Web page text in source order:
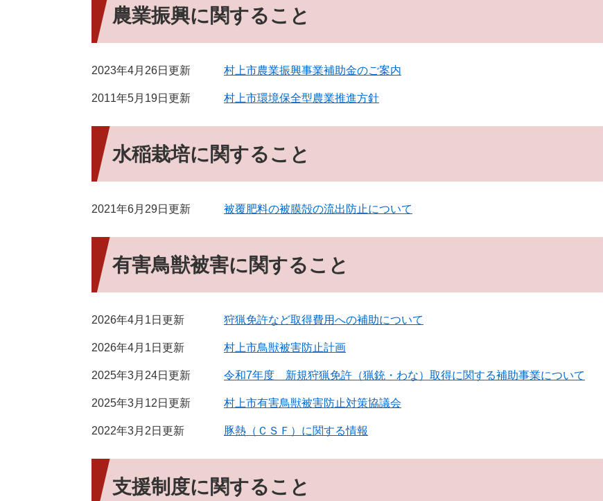
農業振興に関すること
2023年4月26日更新 村上市農業振興事業補助金のご案内
2011年5月19日更新 村上市環境保全型農業推進方針
水稲栽培に関すること
2021年6月29日更新 被覆肥料の被膜殻の流出防止について
有害鳥獣被害に関すること
2026年4月1日更新 狩猟免許など取得費用への補助について
2026年4月1日更新 村上市鳥獣被害防止計画
2025年3月24日更新 令和7年度 新規狩猟免許（猟銃・わな）取得に関する補助事業について
2025年3月12日更新 村上市有害鳥獣被害防止対策協議会
2022年3月2日更新 豚熱（ＣＳＦ）に関する情報
支援制度に関すること